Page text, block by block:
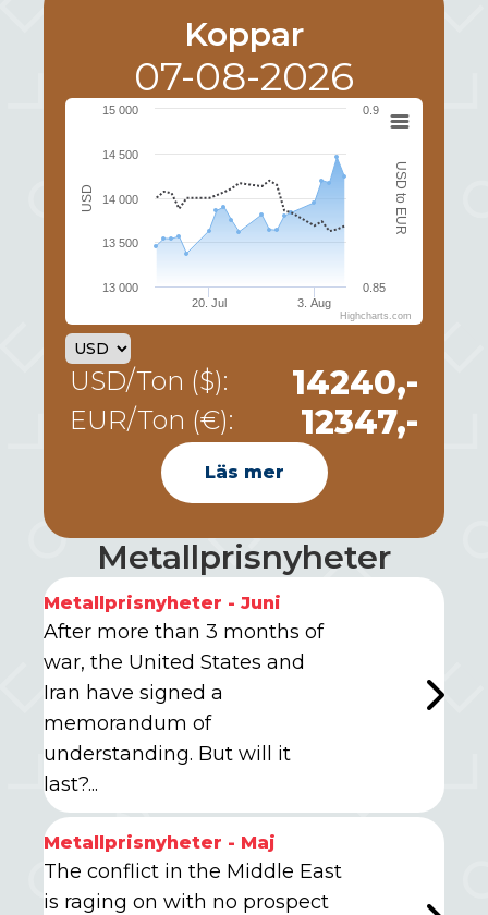
Koppar
07-08-2026
USD USD to EUR
20. Jul 3. Aug
13 000
13 500
14 000
14 500
15 000
0.85
0.9
Highcharts.com
USD/Ton ($): 14240,-
EUR/Ton (€): 12347,-
Läs mer
Metallprisnyheter
Metallprisnyheter - Juni
After more than 3 months of
war, the United States and
Iran have signed a
memorandum of
understanding. But will it
last?...
Metallprisnyheter - Maj
The conflict in the Middle East
is raging on with no prospect